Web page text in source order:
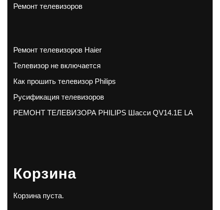
Ремонт телевизоров
Ремонт телевизоров Haier
Телевизор не включается
Как прошить телевизор Philips
Русификация телевизоров
РЕМОНТ ТЕЛЕВИЗОРА PHILIPS Шасси QV14.1E LA
Корзина
Корзина пуста.